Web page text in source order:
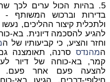
5. בהיות הכול ערים לכך
בדירות וברכוש המשותף -
ולתכלית קיצור ההליכים,
להגיע להסכמה דיונית. בא-
וחזר והציע, כי קביעותיו של ה
המהנדססרנה, תאומצנה גם
קמר, בא-כוחה של דיור
להצעה פעם אחר פעם.
חילופי-דברים, הגיעו באי-